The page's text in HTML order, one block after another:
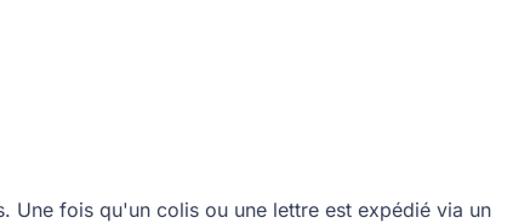
Une fois qu'un colis ou une lettre est expédié via un